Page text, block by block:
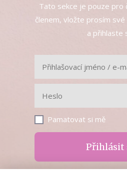
Tato sekce je pouze pro
členem, vložte prosím své
a přihlaste
Pamatovat si mě
Přihlásit